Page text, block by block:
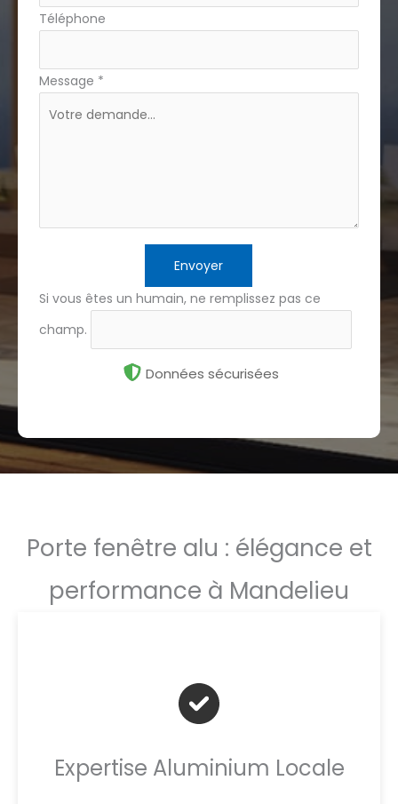
Téléphone
Message *
Envoyer
Si vous êtes un humain, ne remplissez pas ce
champ.
Données sécurisées
Porte fenêtre alu : élégance et
performance à Mandelieu
Expertise Aluminium Locale